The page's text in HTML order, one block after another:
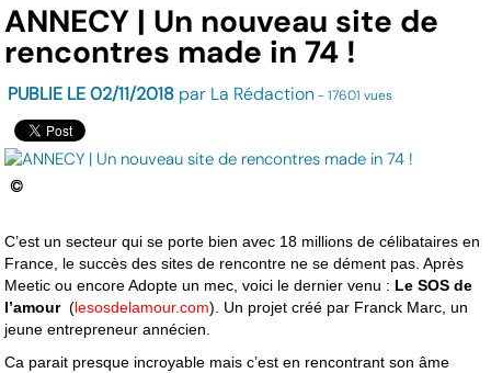
ANNECY | Un nouveau site de
rencontres made in 74 !
PUBLIE LE 02/11/2018 par La Rédaction - 17601 vues
©
C’est un secteur qui se porte bien avec 18 millions de célibataires en
France, le succès des sites de rencontre ne se dément pas. Après
Meetic ou encore Adopte un mec, voici le dernier venu : Le SOS de
l’amour (lesosdelamour.com). Un projet créé par Franck Marc, un
jeune entrepreneur annécien.
Ca parait presque incroyable mais c’est en rencontrant son âme